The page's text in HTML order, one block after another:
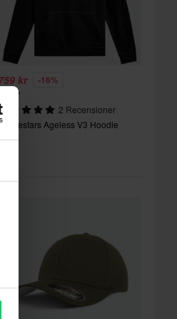
759 kr -16%
899 kr
2 Recensioner
Ageless V3 Hoodie